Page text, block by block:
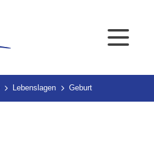
Lebenslagen Geburt